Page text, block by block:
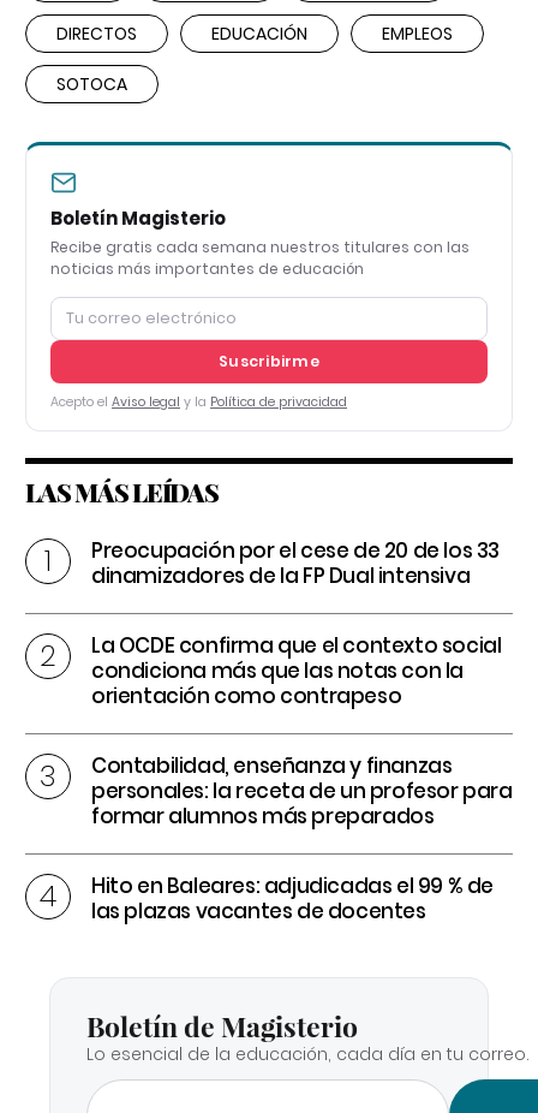
DIRECTOS EDUCACIÓN EMPLEOS
SOTOCA
Boletín Magisterio
Recibe gratis cada semana nuestros titulares con las
noticias más importantes de educación
Suscribirme
Acepto el Aviso legal y la Política de privacidad
LAS MÁS LEÍDAS
Preocupación por el cese de 20 de los 33
dinamizadores de la FP Dual intensiva
La OCDE confirma que el contexto social
condiciona más que las notas con la
orientación como contrapeso
Contabilidad, enseñanza y finanzas
personales: la receta de un profesor para
formar alumnos más preparados
Hito en Baleares: adjudicadas el 99 % de
las plazas vacantes de docentes
Boletín de Magisterio
Lo esencial de la educación, cada día en tu correo.